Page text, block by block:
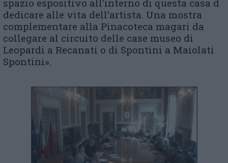
spazio espositivo all’interno di questa casa d
dedicare alle vita dell’artista. Una mostra
complementare alla Pinacoteca magari da
collegare al circuito delle case museo di
Leopardi a Recanati o di Spontini a Maiolati
Spontini».